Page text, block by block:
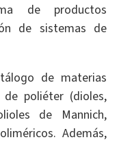
de productos
de sistemas de
de materias
de poliéter (dioles,
de Mannich,
Además,